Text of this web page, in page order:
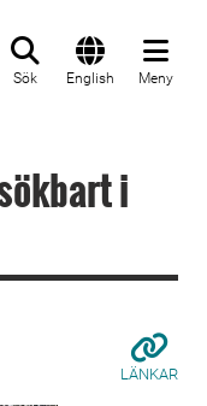
Sök English Meny
i
LÄNKAR